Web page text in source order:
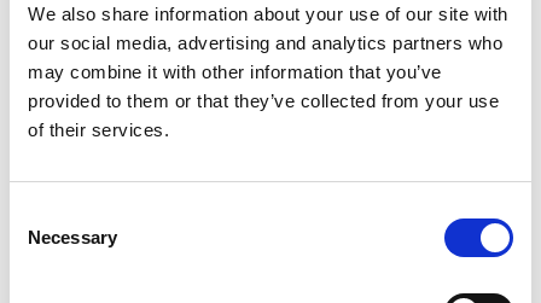
We also share information about your use of our site with
our social media, advertising and analytics partners who
may combine it with other information that you’ve
provided to them or that they’ve collected from your use
of their services.
Selection
Necessary